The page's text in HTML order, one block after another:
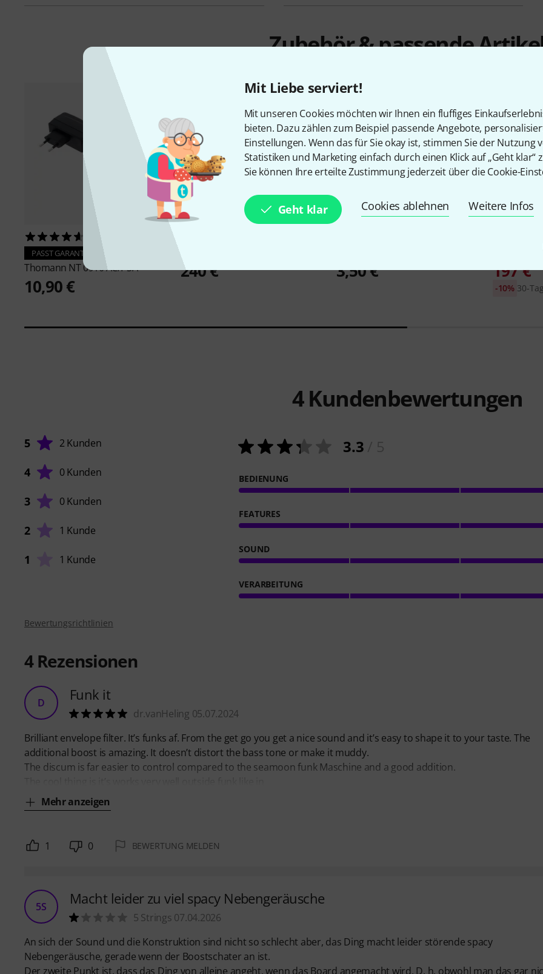
Mit Liebe serviert!
Mit unseren Cookies möchten wir Ihnen ein fluffiges
bieten. Dazu zählen zum Beispiel passende Angebote,
Einstellungen. Wenn das für Sie okay ist, stimmen Sie der Nutzung
Statistiken und Marketing einfach durch einen Klick auf „Geht klar“
Sie können Ihre erteilte Zustimmung jederzeit über die Cookie-
Geht klar Cookies ablehnen Weitere Infos
Zubehör & passende
PASST GARANTIERT
Thomann NT 0910 AC/PSA
10,90 €
Digitech
240 € 3,50 €
M80
197 €
30-
-10%
4Kundenbewertungen
5 2 Kunden
4 0 Kunden
3 0 Kunden
2 1 Kunde
1 1 Kunde
3.3
BEDIENUNG
FEATURES
SOUND
VERARBEITUNG
Bewertungsrichtlinien
4Rezensionen
D Funk it
dr.vanHeling 05.07.2024
Brilliant envelope filter. It’s funks af. From the get go you get a nice sound and it’s easy to shape it to your taste. The
additional boost is amazing. It doesn’t distort the bass tone or make it muddy.
The discum is far easier to control compared to the seamoon funk Maschine and a good addition.
Mehr anzeigen
1 0 BEWERTUNG MELDEN
5S Macht leider zu viel spacy Nebengeräusche
5 Strings 07.04.2026
An sich der Sound und die Konstruktion sind nicht so schlecht aber, das Ding macht leider störende spacy
Nebengeräusche, gerade wenn der Boostschater an ist.
Der zweite Punkt ist, dass das Ding von alleine angeht, wenn das Board angemacht wird. D. h. obwohl man das gar